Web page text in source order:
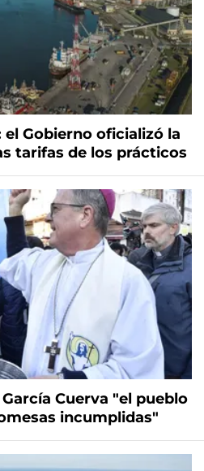
Gobierno oficializó la
tarifas de los prácticos
Cuerva "el pueblo
incumplidas"